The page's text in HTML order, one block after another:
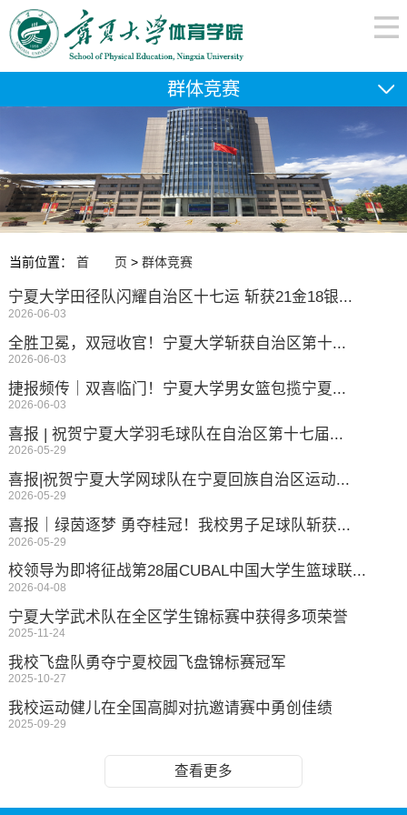
群体竞赛
当前位置： 首 页 > 群体竞赛
宁夏大学田径队闪耀自治区十七运 斩获21金18银...
2026-06-03
全胜卫冕，双冠收官！宁夏大学斩获自治区第十...
2026-06-03
捷报频传｜双喜临门！宁夏大学男女篮包揽宁夏...
2026-06-03
喜报 | 祝贺宁夏大学羽毛球队在自治区第十七届...
2026-05-29
喜报|祝贺宁夏大学网球队在宁夏回族自治区运动...
2026-05-29
喜报｜绿茵逐梦 勇夺桂冠！我校男子足球队斩获...
2026-05-29
校领导为即将征战第28届CUBAL中国大学生篮球联...
2026-04-08
宁夏大学武术队在全区学生锦标赛中获得多项荣誉
2025-11-24
我校飞盘队勇夺宁夏校园飞盘锦标赛冠军
2025-10-27
我校运动健儿在全国高脚对抗邀请赛中勇创佳绩
2025-09-29
查看更多